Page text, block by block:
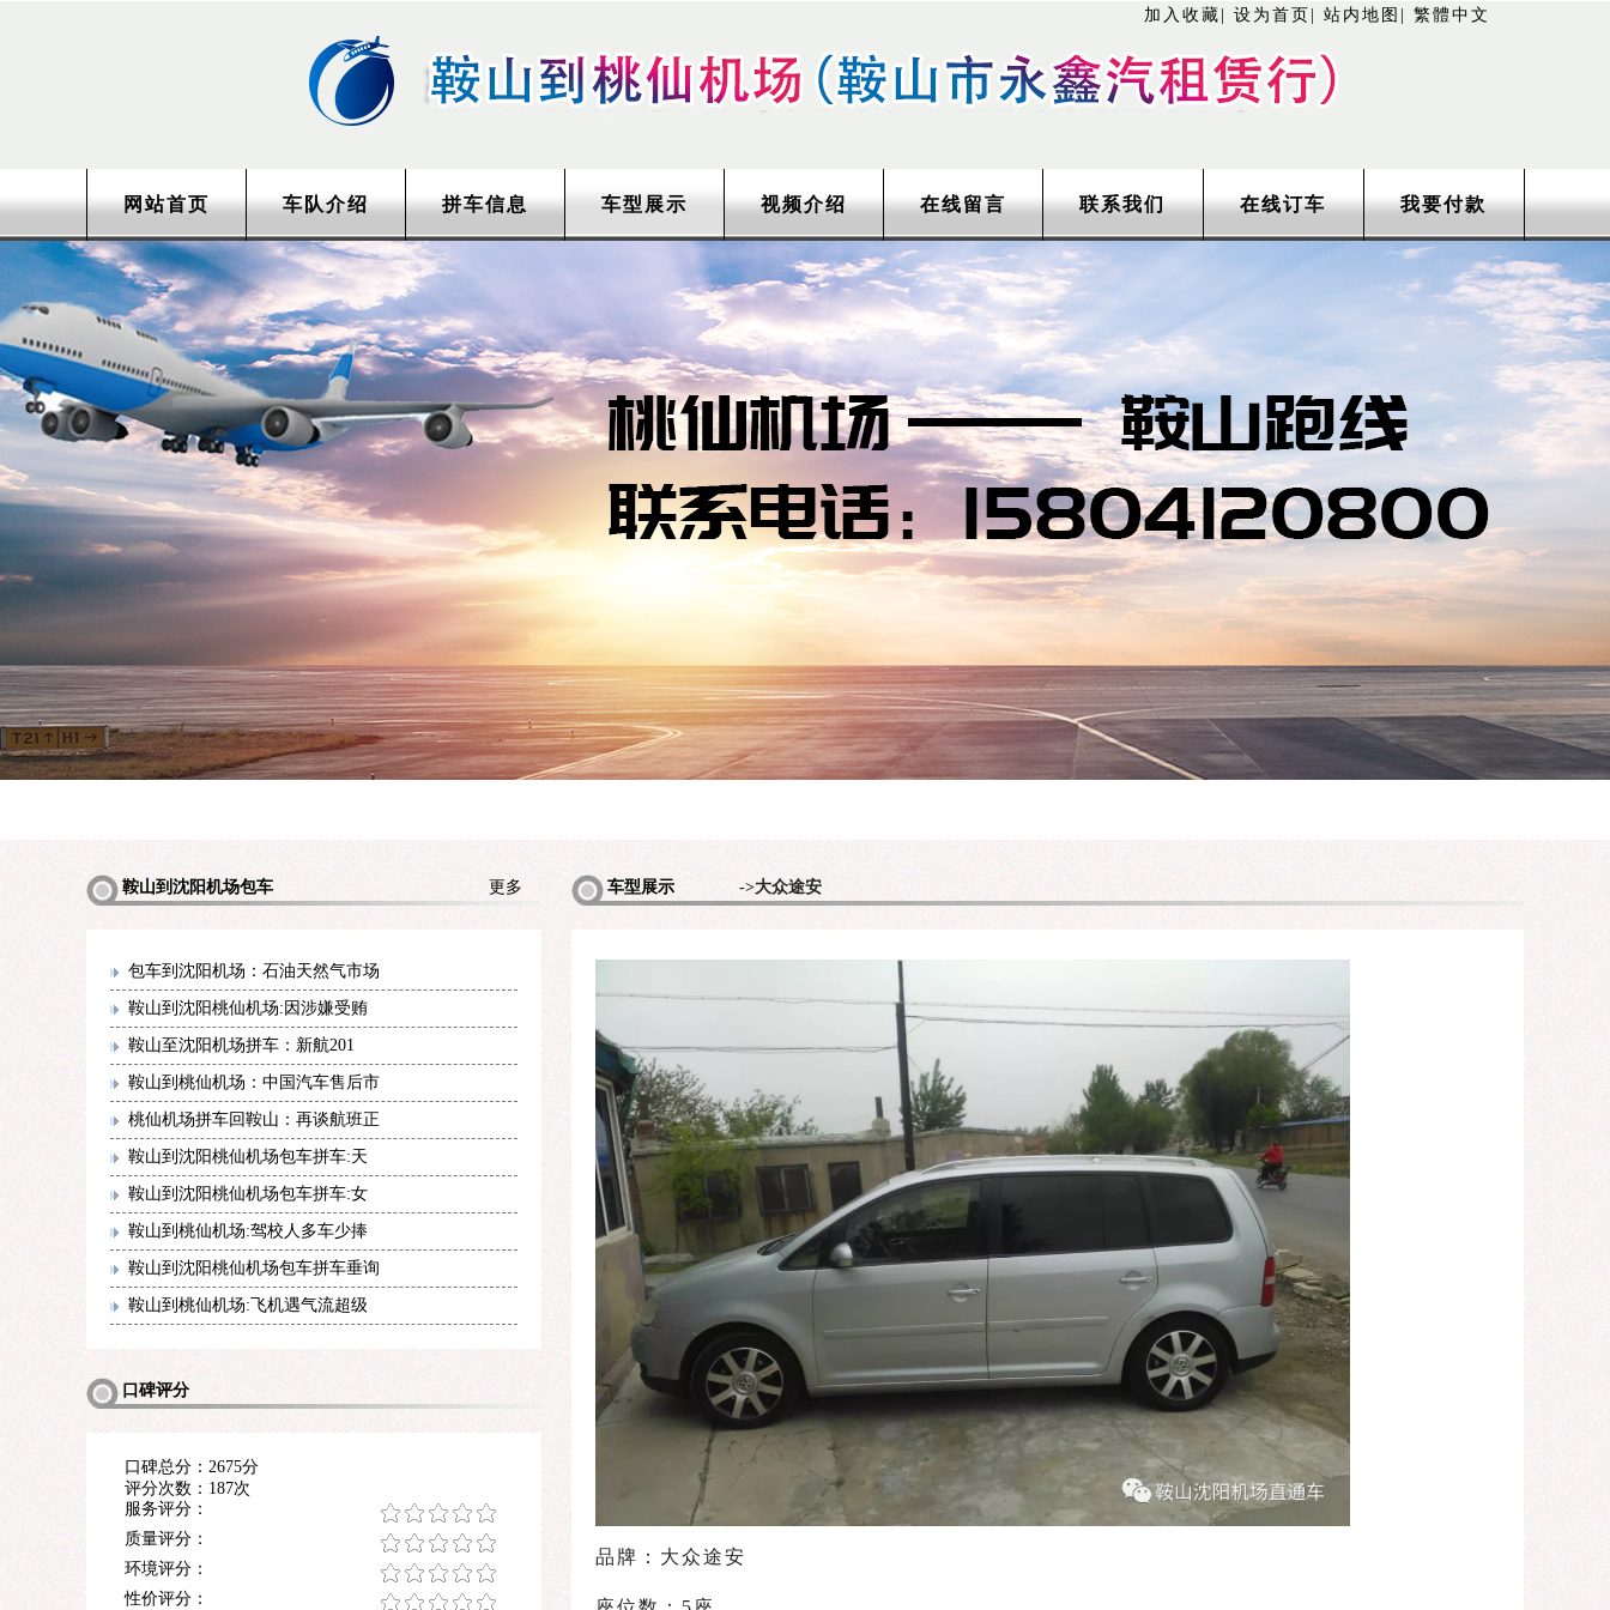
加入收藏 设为首页 站内地图 繁體中文
网站首页 车队介绍 拼车信息 车型展示 视频介绍 在线留言 联系我们 在线订车 我要付款
更多
鞍山到沈阳机场包车
包车到沈阳机场：石油天然气市场
鞍山到沈阳桃仙机场:因涉嫌受贿
鞍山至沈阳机场拼车：新航201
鞍山到桃仙机场：中国汽车售后市
桃仙机场拼车回鞍山：再谈航班正
鞍山到沈阳桃仙机场包车拼车:天
鞍山到沈阳桃仙机场包车拼车:女
鞍山到桃仙机场:驾校人多车少捧
鞍山到沈阳桃仙机场包车拼车垂询
鞍山到桃仙机场:飞机遇气流超级
口碑评分
口碑总分：2675分
评分次数：187次
服务评分：
质量评分：
环境评分：
性价评分：
车型展示 ->大众途安
品牌：大众途安